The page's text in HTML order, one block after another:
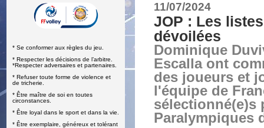
* Se conformer aux règles du jeu.
* Respecter les décisions de l’arbitre.
*Respecter adversaires et partenaires.
* Refuser toute forme de violence et
de tricherie.
* Être maître de soi en toutes
circonstances.
* Être loyal dans le sport et dans la vie.
* Être exemplaire, généreux et tolérant
11/07/2024
JOP : Les
dévoilées
Dominique
Escalla ont
des joueurs et
l'équipe de
sélectionné(e)s
Paralympiques